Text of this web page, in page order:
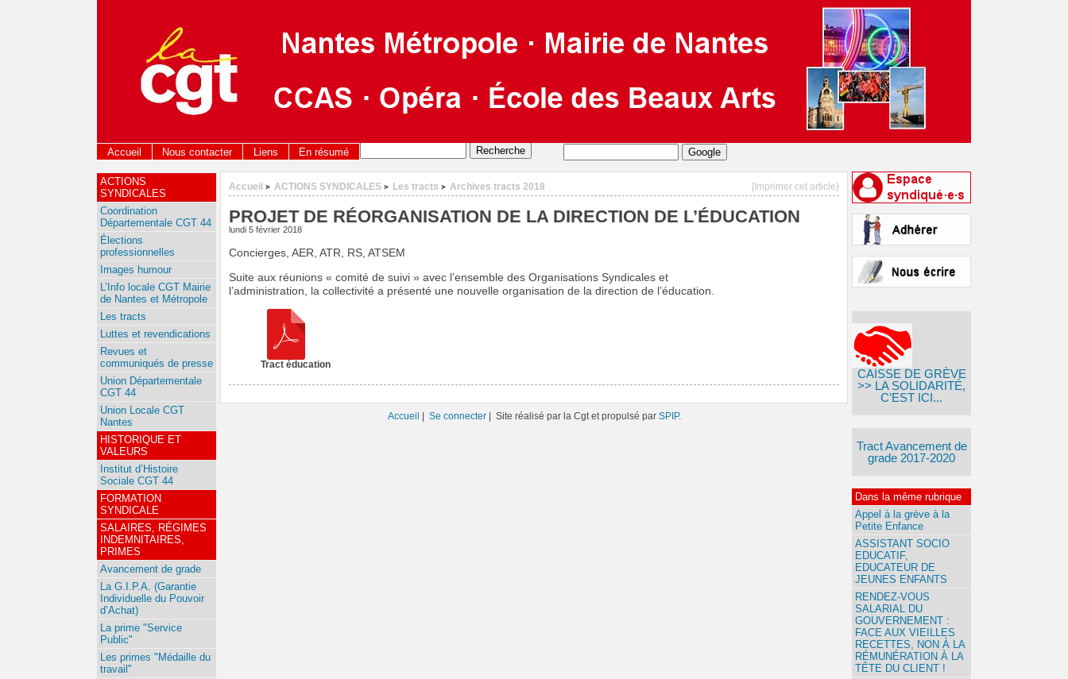
Accueil Nous contacter Liens En résumé
[Imprimer cet article}
Accueil > ACTIONS SYNDICALES > Les tracts > Archives tracts 2018
PROJET DE RÉORGANISATION DE LA DIRECTION DE L’ÉDUCATION
lundi 5 février 2018
Concierges, AER, ATR, RS, ATSEM
Suite aux réunions « comité de suivi » avec l’ensemble des Organisations Syndicales et
l’administration, la collectivité a présenté une nouvelle organisation de la direction de l’éducation.
Tract éducation
CAISSE DE GRÈVE
>> LA SOLIDARITÉ,
C’EST ICI...
Tract Avancement de
grade 2017-2020
Dans la même rubrique
Appel à la grève à la
Petite Enfance
ASSISTANT SOCIO
EDUCATIF,
EDUCATEUR DE
JEUNES ENFANTS
RENDEZ-VOUS
SALARIAL DU
GOUVERNEMENT :
FACE AUX VIEILLES
RECETTES, NON À LA
RÉMUNÉRATION À LA
TÊTE DU CLIENT !
ACTIONS
SYNDICALES
Coordination
Départementale CGT 44
Élections
professionnelles
Images humour
L’Info locale CGT Mairie
de Nantes et Métropole
Les tracts
Luttes et revendications
Revues et
communiqués de presse
Union Départementale
CGT 44
Union Locale CGT
Nantes
HISTORIQUE ET
VALEURS
Institut d’Histoire
Sociale CGT 44
FORMATION
SYNDICALE
SALAIRES, RÉGIMES
INDEMNITAIRES,
PRIMES
Avancement de grade
La G.I.P.A. (Garantie
Individuelle du Pouvoir
d’Achat)
La prime "Service
Public"
Les primes "Médaille du
travail"
Accueil | Se connecter| Site réalisé par la Cgt et propulsé par SPIP.